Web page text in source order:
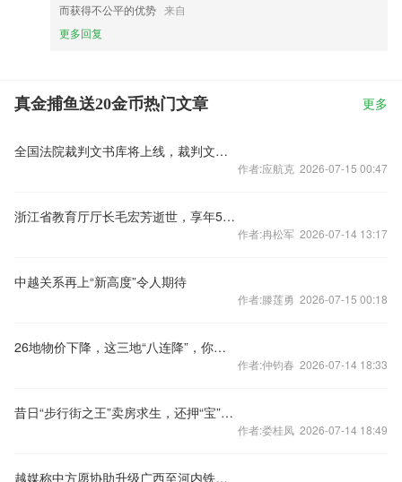
而获得不公平的优势 来自
更多回复
真金捕鱼送20金币热门文章 更多
全国法院裁判文书库将上线，裁判文书公开何去何从？
作者:应航克 2026-07-15 00:47
浙江省教育厅厅长毛宏芳逝世，享年58岁
作者:冉松军 2026-07-14 13:17
中越关系再上“新高度”令人期待
作者:滕莲勇 2026-07-15 00:18
26地物价下降，这三地“八连降”，你家呢？
作者:仲钧春 2026-07-14 18:33
昔日“步行街之王”卖房求生，还押“宝”千元羽绒服
作者:娄桂凤 2026-07-14 18:49
越媒称中方愿协助升级广西至河内铁路交通，外交部回应